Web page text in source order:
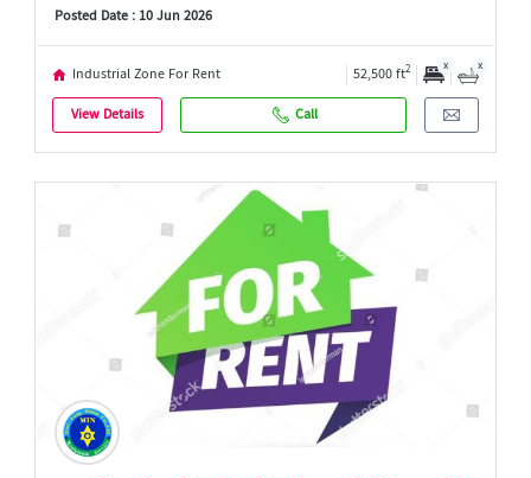
Posted Date : 10 Jun 2026
Industrial Zone For Rent 52,500 ft2 x x
View Details Call